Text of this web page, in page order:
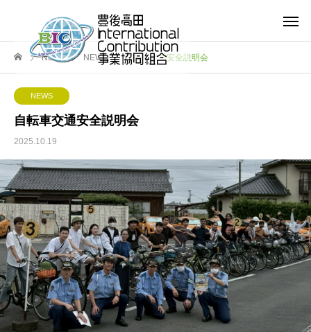
NEWS NEWS 自転車交通安全説明会
NEWS
自転車交通安全説明会
2025.10.19